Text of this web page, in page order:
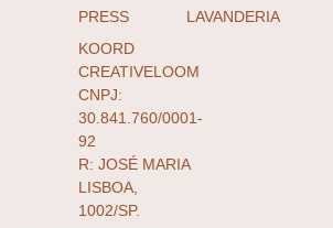
PRESS
KOORD
CREATIVELOOM
CNPJ:
30.841.760/0001-
92
R: JOSÉ MARIA
LISBOA,
1002/SP.
LAVANDERIA